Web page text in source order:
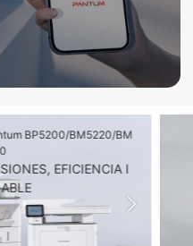
BP5200/BM5220/BM
EFICIENCIA I